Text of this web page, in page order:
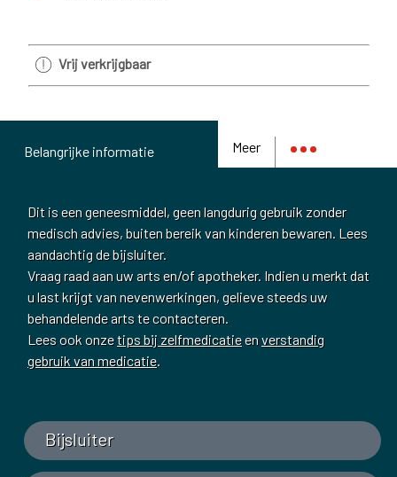
Vrij verkrijgbaar
Meer
Belangrijke informatie
Dit is een geneesmiddel, geen langdurig gebruik zonder
medisch advies, buiten bereik van kinderen bewaren. Lees
aandachtig de bijsluiter.
Vraag raad aan uw arts en/of apotheker. Indien u merkt dat
u last krijgt van nevenwerkingen, gelieve steeds uw
behandelende arts te contacteren.
Lees ook onzetips bij zelfmedicatieenverstandig
gebruik van medicatie.
Bijsluiter